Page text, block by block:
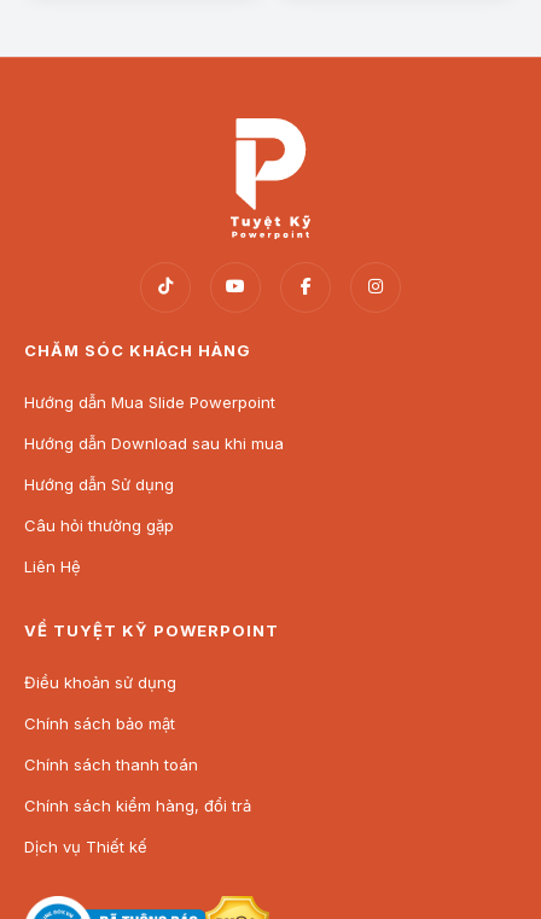
: Kêu gọi hành động bảo vệ nguồn
nước, bảo vệ hành tinh và nâng cao nhận thức
cộng đồng về vấn đề ô nhiễm nước.
Trường hợp sử dụng:
nguyên nước.
Thuyết trình cho các tổ chức, hội thảo về bảo vệ
nhận thức về bảo vệ nước.
Sản phẩm bao gồm:
Thư mục Font chữ sử dụng trong Powerpoint.
Quà tặng đính kèm.
Hướng dẫn sử dụng + Bản quyền sản phẩm.
Hãy bắt đầu hành động ngay hôm nay để bảo vệ
PowerPoint để thuyết trình ấn tượng và góp phần
bảo vệ môi trường nước!
(*) Tất cả các sản phẩm của Tuyệt kỹ Powerpoint đều được
sắc,…) phù hợp với nhu cầu sử dụng.
CHĂM SÓC KHÁCH HÀNG
Hướng dẫn Mua Slide Powerpoint
Hướng dẫn Download sau khi mua
Hướng dẫn Sử dụng
Câu hỏi thường gặp
Liên Hệ
VỀ TUYỆT KỸ POWERPOINT
Điều khoản sử dụng
Chính sách bảo mật
Chính sách thanh toán
Chính sách kiểm hàng, đổi trả
Dịch vụ Thiết kế